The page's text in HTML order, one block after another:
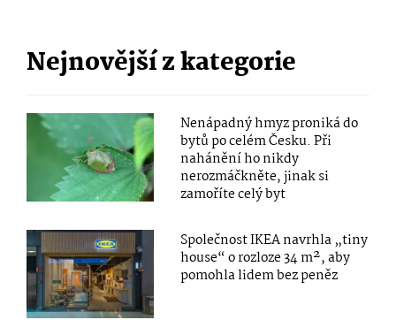
Nejnovější z kategorie
Nenápadný hmyz proniká do
bytů po celém Česku. Při
nahánění ho nikdy
nerozmáčkněte, jinak si
zamoříte celý byt
Společnost IKEA navrhla „tiny
house“ o rozloze 34 m², aby
pomohla lidem bez peněz